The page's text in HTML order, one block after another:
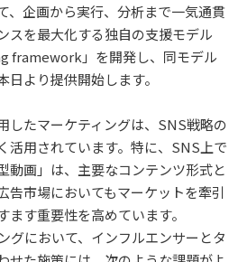
、企画から実行、分析まで一気通貫
スを最大化する独自の支援モデル
framework」を開発し、同モデル
より提供開始します。
したマーケティングは、SNS戦略の
活用されています。特に、SNS上で
動画」は、主要なコンテンツ形式と
告市場においてもマーケットを牽引
ます重要性を高めています。
グにおいて、インフルエンサーとタ